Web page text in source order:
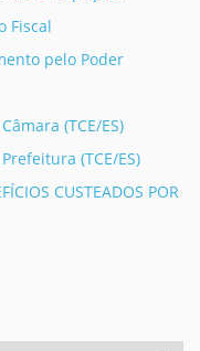
Fiscal
pelo Poder
(TCE/ES)
(TCE/ES)
CUSTEADOS POR